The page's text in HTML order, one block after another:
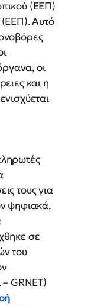
(ΕΕΠ)
(ΕΕΠ). Αυτό
οι
και η
τους για
ψηφιακά,
σε
του
GRNET)